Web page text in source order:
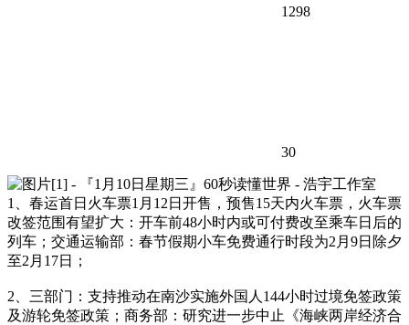
1298
30
1、春运首日火车票1月12日开售，预售15天内火车票，火车票
改签范围有望扩大：开车前48小时内或可付费改至乘车日后的
列车；交通运输部：春节假期小车免费通行时段为2月9日除夕
至2月17日；
2、三部门：支持推动在南沙实施外国人144小时过境免签政策
及游轮免签政策；商务部：研究进一步中止《海峡两岸经济合